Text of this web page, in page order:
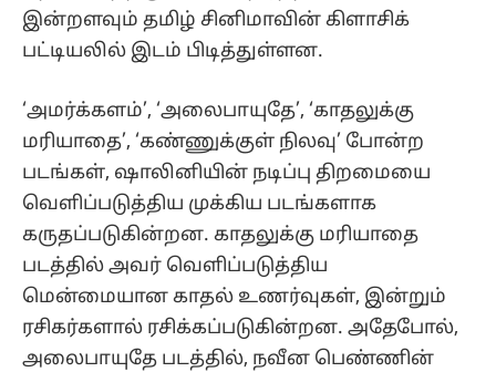
இன்றளவும் தமிழ் சினிமாவின் கிளாசிக்
பட்டியலில் இடம் பிடித்துள்ளன.
‘அமர்க்களம்’, ‘அலைபாயுதே’, ‘காதலுக்கு
மரியாதை’, ‘கண்ணுக்குள் நிலவு’ போன்ற
படங்கள், ஷாலினியின் நடிப்பு திறமையை
வெளிப்படுத்திய முக்கிய படங்களாக
கருதப்படுகின்றன. காதலுக்கு மரியாதை
படத்தில் அவர் வெளிப்படுத்திய
மென்மையான காதல் உணர்வுகள், இன்றும்
ரசிகர்களால் ரசிக்கப்படுகின்றன. அதேபோல்,
அலைபாயுதே படத்தில், நவீன பெண்ணின்